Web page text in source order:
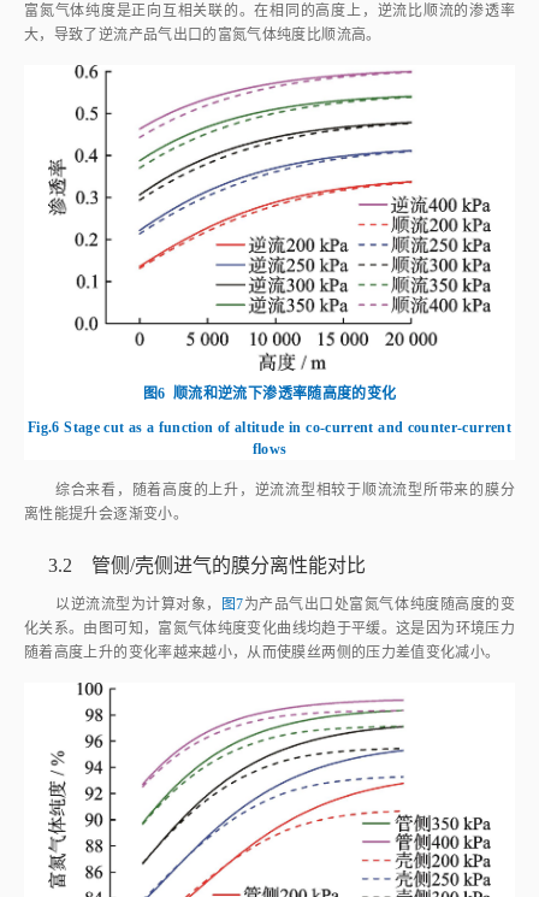
富氮气体纯度是正向互相关联的。在相同的高度上，逆流比顺流的渗透率
大，导致了逆流产品气出口的富氮气体纯度比顺流高。
图6 顺流和逆流下渗透率随高度的变化
Fig.6 Stage cut as a function of altitude in co-current and counter-current
flows
综合来看，随着高度的上升，逆流流型相较于顺流流型所带来的膜分
离性能提升会逐渐变小。
3.2 管侧/壳侧进气的膜分离性能对比
以逆流流型为计算对象， 图7为产品气出口处富氮气体纯度随高度的变
化关系。由图可知，富氮气体纯度变化曲线均趋于平缓。这是因为环境压力
随着高度上升的变化率越来越小，从而使膜丝两侧的压力差值变化减小。